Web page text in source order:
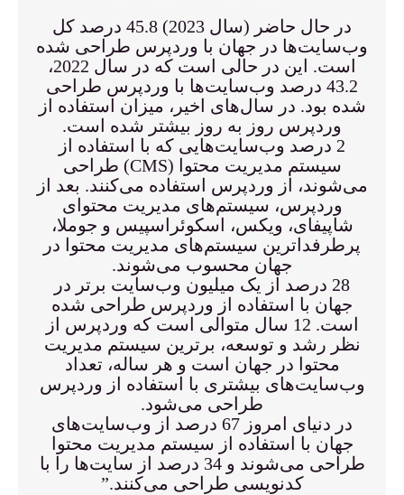
در حال حاضر (سال 2023) 45.8 درصد کل
وب‌سایت‌ها در جهان با وردپرس طراحی شده
است. این در حالی است که در سال 2022،
43.2 درصد وب‌سایت‌ها با وردپرس طراحی
شده بود. در سال‌های اخیر، میزان استفاده از
وردپرس روز به روز بیشتر شده است.
2 درصد وب‌سایت‌هایی که با استفاده از
سیستم مدیریت محتوا (CMS) طراحی
می‌شوند، از وردپرس استفاده می‌کنند. بعد از
وردپرس، سیستم‌های مدیریت محتوای
شاپیفای، ویکس، اسکوئراسپیس و جوملا،
پرطرفداترین سیستم‌های مدیریت محتوا در
جهان محسوب می‌شوند.
28 درصد از یک میلیون وب‌سایت برتر در
جهان با استفاده از وردپرس طراحی شده
است. 12 سال متوالی است که وردپرس از
نظر رشد و توسعه، برترین سیستم مدیریت
محتوا در جهان است و هر ساله، تعداد
وب‌سایت‌های بیشتری با استفاده از وردپرس
طراحی می‌شود.
در دنیای امروز 67 درصد از وب‌سایت‌های
جهان با استفاده از سیستم مدیریت محتوا
طراحی می‌شوند و 34 درصد از سایت‌ها را با
کدنویسی طراحی می‌کنند.”